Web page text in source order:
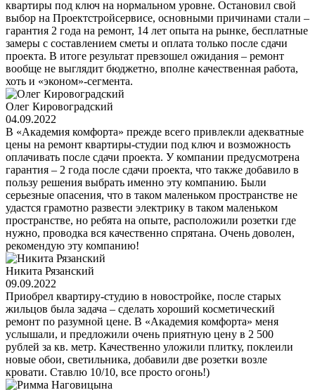
квартиры под ключ на нормальном уровне. Остановил свой
выбор на Проектстройсервисе, основными причинами стали –
гарантия 2 года на ремонт, 14 лет опыта на рынке, бесплатные
замеры с составлением сметы и оплата только после сдачи
проекта. В итоге результат превзошел ожидания – ремонт
вообще не выглядит бюджетно, вполне качественная работа,
хоть и «эконом»-сегмента.
Олег Кировоградский
04.09.2022
В «Академия комфорта» прежде всего привлекли адекватные
цены на ремонт квартиры-студии под ключ и возможность
оплачивать после сдачи проекта. У компании предусмотрена
гарантия – 2 года после сдачи проекта, что также добавило в
пользу решения выбрать именно эту компанию. Были
серьезные опасения, что в таком маленьком пространстве не
удастся грамотно развести электрику в таком маленьком
пространстве, но ребята на опыте, расположили розетки где
нужно, проводка вся качественно спрятана. Очень доволен,
рекомендую эту компанию!
Никита Рязанский
09.09.2022
Приобрел квартиру-студию в новостройке, после старых
жильцов была задача – сделать хороший косметический
ремонт по разумной цене. В «Академия комфорта» меня
услышали, и предложили очень приятную цену в 2 500
рублей за кв. метр. Качественно уложили плитку, поклеили
новые обои, светильника, добавили две розетки возле
кровати. Ставлю 10/10, все просто огонь!)